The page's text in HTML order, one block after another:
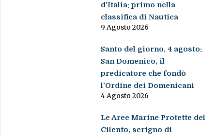
d’Italia: primo nella
classifica di Nautica
9 Agosto 2026
Santo del giorno, 4 agosto:
San Domenico, il
predicatore che fondò
l’Ordine dei Domenicani
4 Agosto 2026
Le Aree Marine Protette del
Cilento, scrigno di